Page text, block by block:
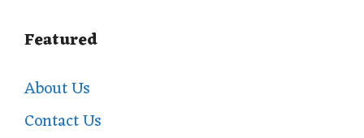
Featured
About Us
Contact Us